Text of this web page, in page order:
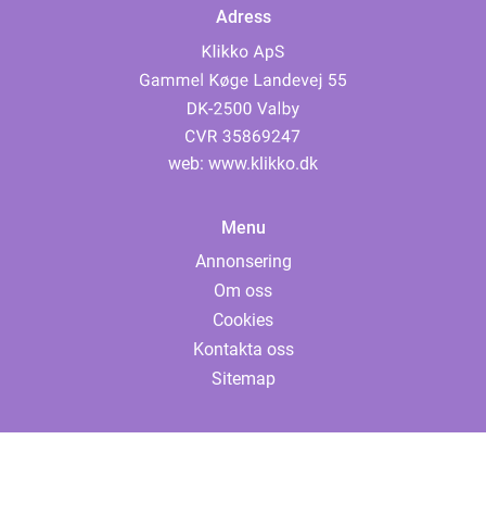
Adress
web: www.klikko.dk
Menu
Annonsering
Om oss
Cookies
Kontakta oss
Sitemap